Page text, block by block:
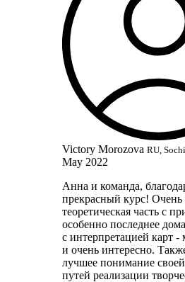
Victory Morozova RU, Sochi
May 2022
Анна и команда,
прекрасный курс! Очень
теоретическая часть с
особенно последнее
с интерпретацией карт -
и очень интересно.
лучшее понимание
путей реализации